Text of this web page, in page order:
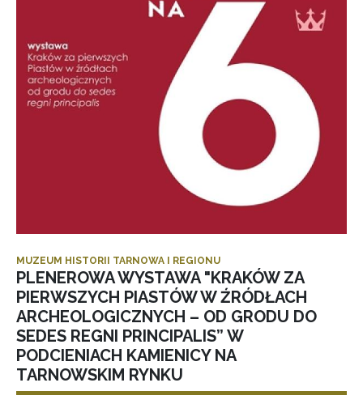
MUZEUM HISTORII TARNOWA I REGIONU
PLENEROWA WYSTAWA "KRAKÓW ZA
PIERWSZYCH PIASTÓW W ŹRÓDŁACH
ARCHEOLOGICZNYCH – OD GRODU DO
SEDES REGNI PRINCIPALIS” W
PODCIENIACH KAMIENICY NA
TARNOWSKIM RYNKU